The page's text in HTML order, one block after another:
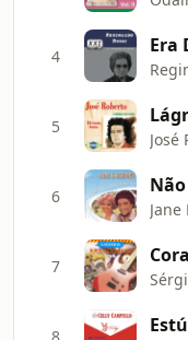
4 Era
5
José
6 Não
7
8